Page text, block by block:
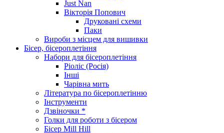
Just Nan
Вікторія Попович
Друковані схеми
Паки
Вироби з місцем для вишивки
Бісер, бісероплетіння
Набори для бісероплетіння
Ріоліс (Росія)
Інші
Чарівна мить
Література по бісероплетінню
Інструменти
Дзвіночки *
Голки для роботи з бісером
Бісер Mill Hill